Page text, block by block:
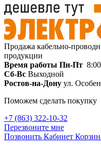
Продажа кабельно-
продукции
Время работы Пн-Пт
Сб-Вс Выходной
Ростов-на-Дону ул.
Поможем сделать покупку
+7 (863) 322-10-32
Перезвоните мне
Позвонить Кабинет